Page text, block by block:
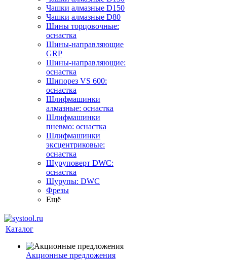
Чашки алмазные D150
Чашки алмазные D80
Шины торцовочные:
оснастка
Шины-направляющие
GRP
Шины-направляющие:
оснастка
Шипорез VS 600:
оснастка
Шлифмашинки
алмазные: оснастка
Шлифмашинки
пневмо: оснастка
Шлифмашинки
эксцентриковые:
оснастка
Шуруповерт DWC:
оснастка
Шурупы: DWC
Фрезы
Ещё
Каталог
Акционные предложения